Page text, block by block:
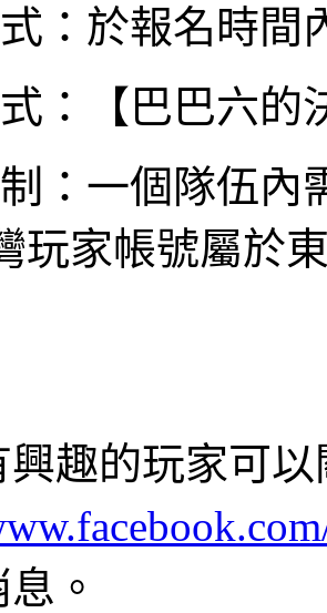
：於報名時間
：【巴巴六的
：一個隊伍內
玩家帳號屬於
興趣的玩家可
。